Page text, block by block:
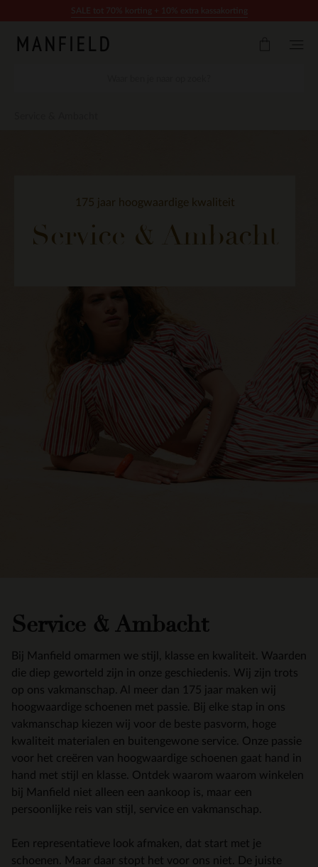
175 jaar hoogwaardige kwaliteit
Service & Ambacht
Service & Ambacht
Bij Manfield omarmen we stijl, klasse en kwaliteit. Waarden
die diep geworteld zijn in onze geschiedenis. Wij zijn trots
op ons vakmanschap. Al meer dan 175 jaar maken wij
hoogwaardige schoenen met passie. Bij elke stap in ons
vakmanschap kiezen wij voor de beste pasvorm, hoge
kwaliteit materialen en buitengewone service. Onze passie
voor het creëren van hoogwaardige schoenen gaat hand in
hand met stijl en klasse. Ontdek waarom waarom winkelen
bij Manfield niet alleen een aankoop is, maar een
persoonlijke reis van stijl, service en vakmanschap.
Een representatieve look afmaken, dat start met je
schoenen. Maar daar stopt het voor ons niet. De juiste